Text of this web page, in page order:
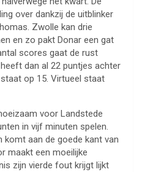
over dankzij de uitblinker
Zwolle kan drie
en zo pakt Donar een gat
scores gaat de rust
dan al 22 puntjes achter
op 15. Virtueel staat
voor Landstede
in vijf minuten spelen.
komt aan de goede kant van
maakt een moeilijke
zijn vierde fout krijgt lijkt